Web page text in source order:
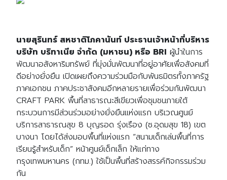
นายสุรินทร์ สหชาติโภคานันท์ ประธานเจ้าหน้าที่บริหาร
บริษัท บริทาเนีย จำกัด (มหาชน) หรือ BRI ผู้นำในการ
พัฒนาอสังหาริมทรัพย์ ที่มุ่งมั่นพัฒนาที่อยู่อาศัยเพื่อสังคมที่
ดีอย่างยั่งยืน เปิดเผยถึงความร่วมมือกับพันธมิตรทั้งภาครัฐ
ภาคเอกชน ภาคประชาสังคมอีกหลายรายเพื่อร่วมกันพัฒนา
CRAFT PARK พื้นที่สาธารณะสีเขียวเพื่อชุมชนภายใต้
กระบวนการมีส่วนร่วมอย่างยั่งยืนแห่งแรก บริเวณศูนย์
บริการสาธารณสุข 8 บุญรอด รุ่งเรือง (ซ.อุดมสุข 18) เขต
บางนา โดยได้ส่งมอบพื้นที่แห่งแรก “สนามเด็กเล่นพื้นที่การ
เรียนรู้สำหรับเด็ก” หน้าศูนย์เด็กเล็ก ให้แก่ทาง
กรุงเทพมหานคร (กทม.) ใช้เป็นพื้นที่สร้างสรรค์กิจกรรมร่วม
กัน